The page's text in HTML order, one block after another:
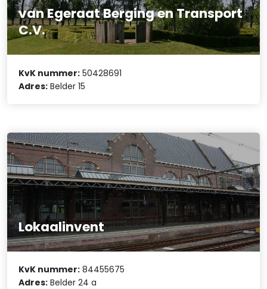
van Egeraat Berging en Transport
C.V.
KvK nummer: 50428691
Adres: Belder 15
Lokaalinvent
KvK nummer: 84455675
Adres: Belder 24 a